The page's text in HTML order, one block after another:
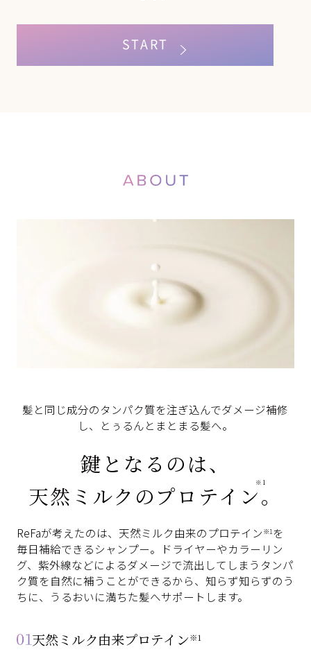
START
髪と同じ成分のタンパク質を注ぎ込んでダメージ補修
し、とぅるんとまとまる髪へ。
鍵となるのは、
天然ミルクのプロテイン※1。
ReFaが考えたのは、天然ミルク由来のプロテイン ※1を
毎日補給できるシャンプー。
ドライヤーやカラーリン
グ、紫外線などによるダメージで流出してしまうタンパ
ク質を自然に補うことができるから、 知らず知らずのう
ちに、うるおいに満ちた髪へサポートします。
天然ミルク由来プロテイン※1